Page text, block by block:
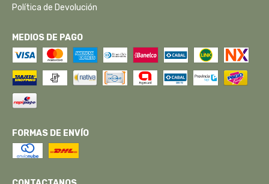
Política de Devolución
MEDIOS DE PAGO
FORMAS DE ENVÍO